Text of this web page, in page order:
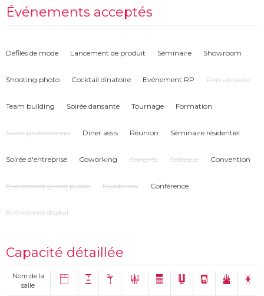
Lieu très modulable
3 espaces en un
Possibilité d'organiser des évènements hybrides
Repas assis : 250 personnes
Soirée dansante : 300 personnes
Événements acceptés
Défilés de mode Lancement de produit Séminaire Showroom
Shooting photo Cocktail dînatoire Evénement RP Pop up store
Team building Soirée dansante Tournage Formation
Salon professionnel Diner assis Réunion Séminaire résidentiel
Soirée d'entreprise Coworking Congrés Colloque Convention
Evénement grand public Roadshow Conférence
Evènement digital
Capacité détaillée
Nom de la
salle